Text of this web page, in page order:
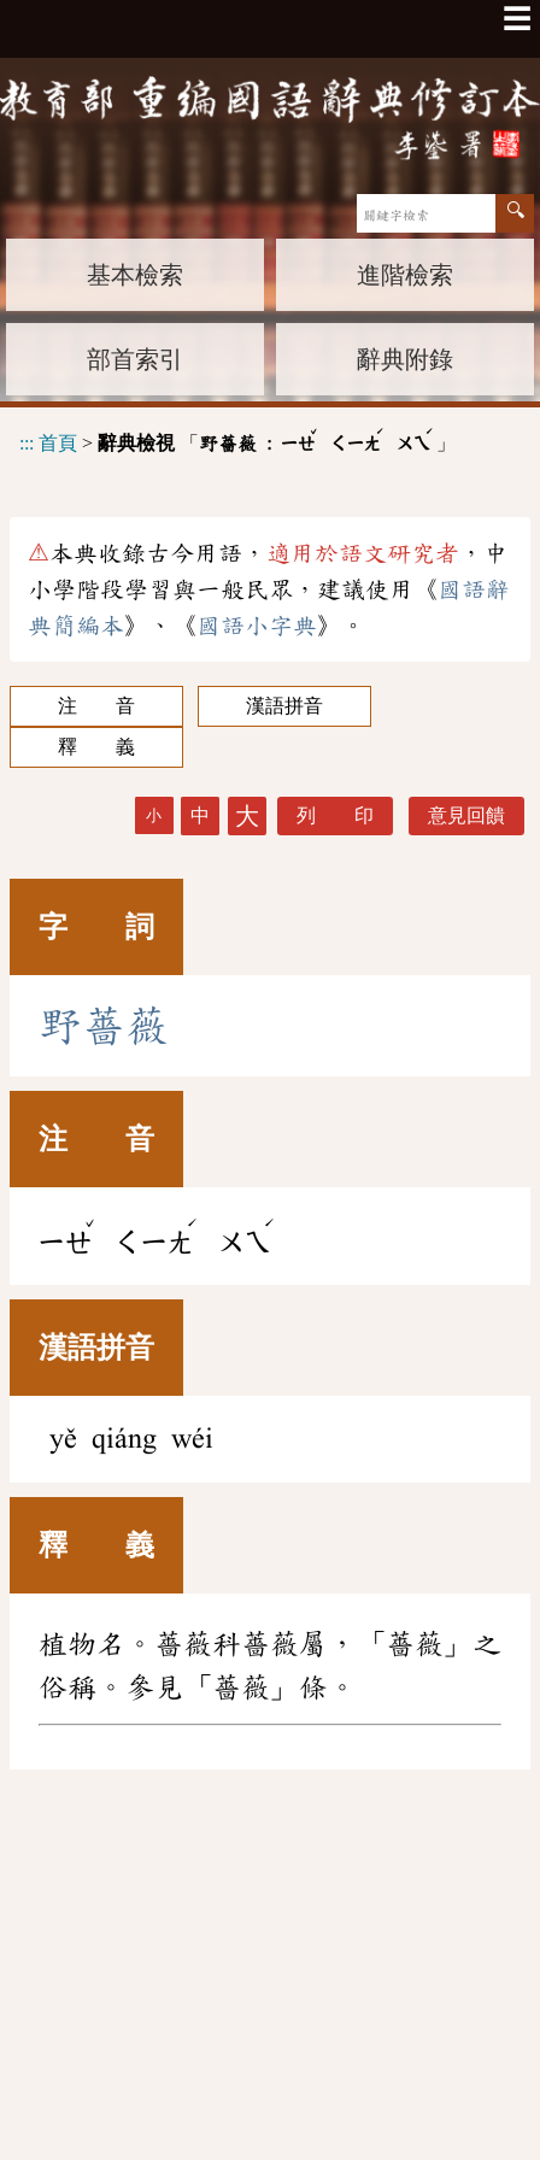
☰
基本檢索 進階檢索
部首索引 辭典附錄
::: 首頁 > 辭典檢視「 野薔薇 : ㄧㄝ
ˇ
ㄑㄧㄤ
ˊ
ㄨㄟ
ˊ
」
⚠本典收錄古今用語， 適用於語文研究者 ，中
小學階段學習與一般民眾，建議使用《 國語辭
典簡編本》、《 國語小字典》。
注 音
漢語拼音
釋 義
小 中 大 列 印 意見回饋
字 詞
野薔薇
注 音
ㄧㄝ
ˇ
ㄑㄧㄤ
ˊ
ㄨㄟ
ˊ
漢語拼音
yě qiáng wéi
釋 義
植物名。薔薇科薔薇屬，「薔薇」之
俗稱。參見「薔薇」條。